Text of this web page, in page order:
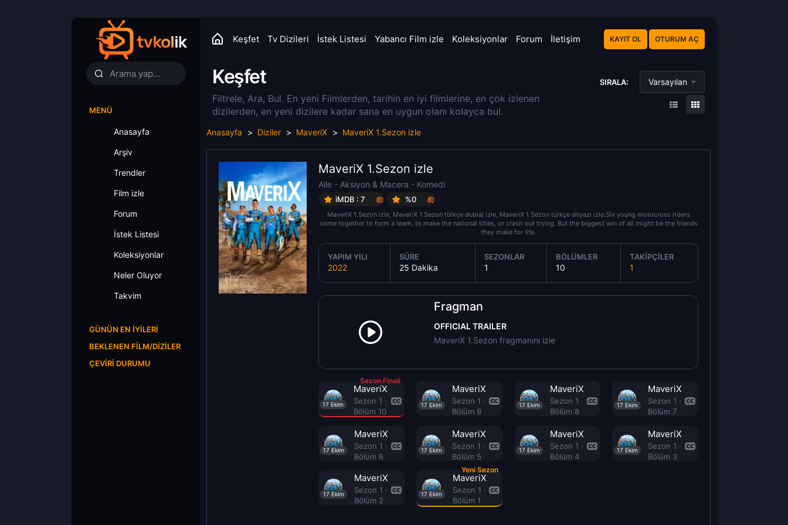
Keşfet Tv Dizileri İstek Listesi Yabancı Film izle Koleksiyonlar Forum İletişim KAYIT OL OTURUM AÇ
MENÜ
Anasayfa
Arşiv
Trendler
Film izle
Forum
İstek Listesi
Koleksiyonlar
Neler Oluyor
Takvim
GÜNÜN EN İYILERI
BEKLENEN FILM/DIZILER
ÇEVIRI DURUMU
Keşfet
Filtrele, Ara, Bul. En yeni Filmlerden, tarihin en iyi filmlerine, en çok izlenen
dizilerden, en yeni dizilere kadar sana en uygun olanı kolayca bul.
SIRALA: Varsayılan
Anasayfa Diziler MaveriX MaveriX 1.Sezon izle
MaveriX 1.Sezon izle
Aile - Aksiyon & Macera - Komedi
iMDB : 7 %0
MaveriX 1.Sezon izle, MaveriX 1.Sezon türkçe dublaj izle, MaveriX 1.Sezon türkçe altyazı izle.Six young motocross riders
come together to form a team, to make the national titles, or crash out trying. But the biggest win of all might be the friends
they make for life.
YAPIM YILI
2022
SÜRE
25 Dakika
SEZONLAR
1
BÖLÜMLER
10
TAKIPÇILER
1
Fragman
OFFICIAL TRAILER
MaveriX 1.Sezon fragmanını izle
Sezon Finali
MaveriX
Sezon 1 ·
Bölüm 10
17 Ekim
MaveriX
Sezon 1 ·
Bölüm 9
17 Ekim
MaveriX
Sezon 1 ·
Bölüm 8
17 Ekim
MaveriX
Sezon 1 ·
Bölüm 7
17 Ekim
MaveriX
Sezon 1 ·
Bölüm 6
17 Ekim
MaveriX
Sezon 1 ·
Bölüm 5
17 Ekim
MaveriX
Sezon 1 ·
Bölüm 4
17 Ekim
MaveriX
Sezon 1 ·
Bölüm 3
17 Ekim
MaveriX
Sezon 1 ·
Bölüm 2
17 Ekim
Yeni Sezon
MaveriX
Sezon 1 ·
Bölüm 1
17 Ekim